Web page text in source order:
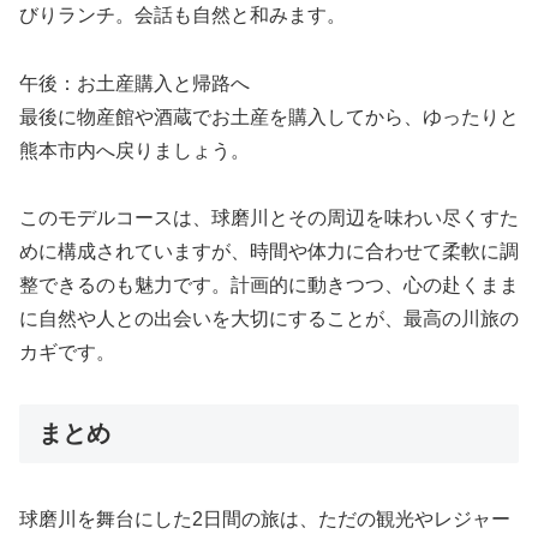
びりランチ。会話も自然と和みます。
午後：お土産購入と帰路へ
最後に物産館や酒蔵でお土産を購入してから、ゆったりと
熊本市内へ戻りましょう。
このモデルコースは、球磨川とその周辺を味わい尽くすた
めに構成されていますが、時間や体力に合わせて柔軟に調
整できるのも魅力です。計画的に動きつつ、心の赴くまま
に自然や人との出会いを大切にすることが、最高の川旅の
カギです。
まとめ
球磨川を舞台にした2日間の旅は、ただの観光やレジャー